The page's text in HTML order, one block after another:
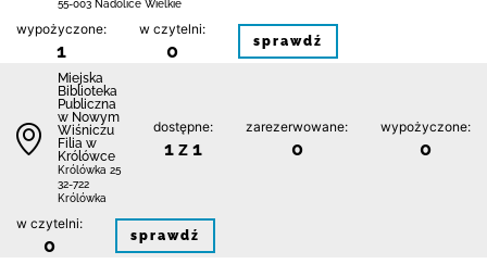
55-003 Nadolice Wielkie
wypożyczone:
1
w czytelni:
0 sprawdź
Miejska
Biblioteka
Publiczna
w Nowym
Wiśniczu
Filia w
Królówce
Królówka 25
32-722
Królówka
dostępne:
1 z 1
zarezerwowane:
0
wypożyczone:
0
w czytelni:
0 sprawdź